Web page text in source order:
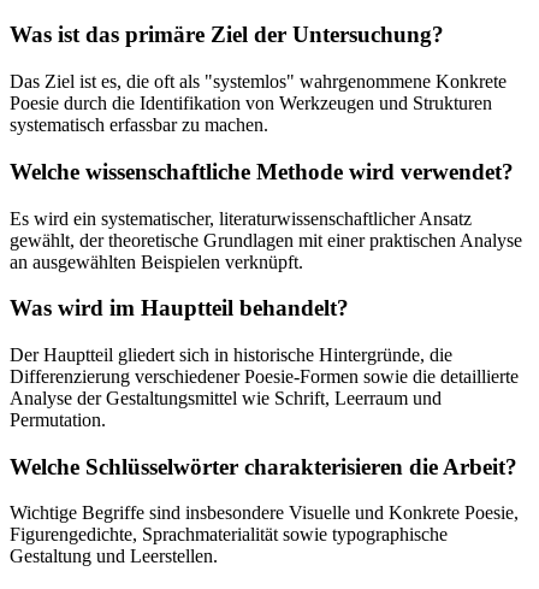
Was ist das primäre Ziel der Untersuchung?
Das Ziel ist es, die oft als "systemlos" wahrgenommene Konkrete
Poesie durch die Identifikation von Werkzeugen und Strukturen
systematisch erfassbar zu machen.
Welche wissenschaftliche Methode wird verwendet?
Es wird ein systematischer, literaturwissenschaftlicher Ansatz
gewählt, der theoretische Grundlagen mit einer praktischen Analyse
an ausgewählten Beispielen verknüpft.
Was wird im Hauptteil behandelt?
Der Hauptteil gliedert sich in historische Hintergründe, die
Differenzierung verschiedener Poesie-Formen sowie die detaillierte
Analyse der Gestaltungsmittel wie Schrift, Leerraum und
Permutation.
Welche Schlüsselwörter charakterisieren die Arbeit?
Wichtige Begriffe sind insbesondere Visuelle und Konkrete Poesie,
Figurengedichte, Sprachmaterialität sowie typographische
Gestaltung und Leerstellen.